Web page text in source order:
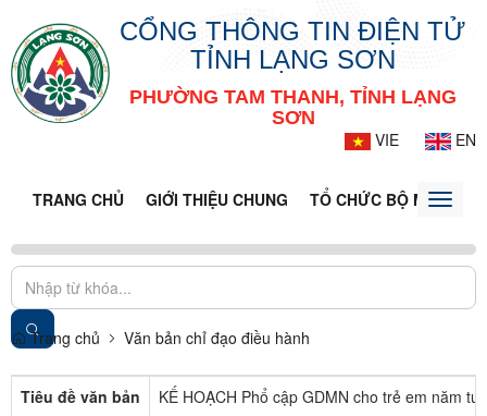
CỔNG THÔNG TIN ĐIỆN TỬ
TỈNH LẠNG SƠN
PHƯỜNG TAM THANH, TỈNH LẠNG
SƠN
VIE
EN
TRANG CHỦ GIỚI THIỆU CHUNG TỔ CHỨC BỘ MÁYToggle
Trang chủ Văn bản chỉ đạo điều hành
Tiêu đề văn bản
KẾ HOẠCH Phổ cập GDMN cho trẻ em năm